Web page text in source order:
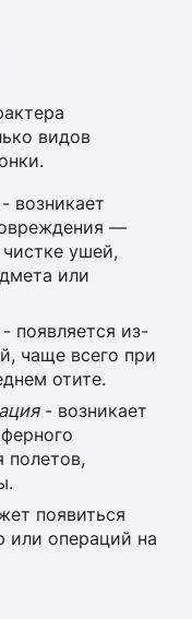
видов
возникает
—
ушей,
или
- появляется из-
чаще всего при
отите.
- возникает
полетов,
появиться
или операций на